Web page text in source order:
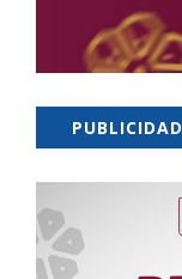
PUBLICIDAD